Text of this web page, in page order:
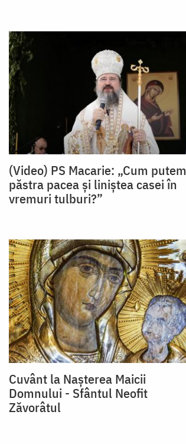
(Video) PS Macarie: „Cum putem
păstra pacea și liniștea casei în
vremuri tulburi?”
Cuvânt la Nașterea Maicii
Domnului - Sfântul Neofit
Zăvorâtul